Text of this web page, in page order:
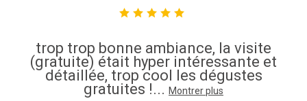
trop trop bonne ambiance, la visite
(gratuite) était hyper intéressante et
détaillée, trop cool les dégustes
gratuites !... Montrer plus